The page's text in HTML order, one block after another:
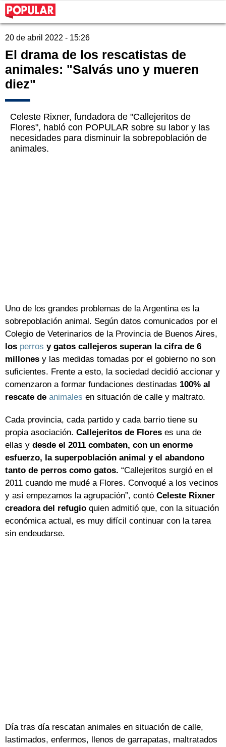
20 de abril 2022 - 15:26
El drama de los rescatistas de
animales: "Salvás uno y mueren
diez"
Celeste Rixner, fundadora de "Callejeritos de
Flores", habló con POPULAR sobre su labor y las
necesidades para disminuir la sobrepoblación de
animales.
Uno de los grandes problemas de la Argentina es la
sobrepoblación animal. Según datos comunicados por el
Colegio de Veterinarios de la Provincia de Buenos Aires,
los perros y gatos callejeros superan la cifra de 6
millones y las medidas tomadas por el gobierno no son
suficientes. Frente a esto, la sociedad decidió accionar y
comenzaron a formar fundaciones destinadas 100% al
rescate de animales en situación de calle y maltrato.
Cada provincia, cada partido y cada barrio tiene su
propia asociación. Callejeritos de Flores es una de
ellas y desde el 2011 combaten, con un enorme
esfuerzo, la superpoblación animal y el abandono
tanto de perros como gatos. “Callejeritos surgió en el
2011 cuando me mudé a Flores. Convoqué a los vecinos
y así empezamos la agrupación”, contó Celeste Rixner
creadora del refugio quien admitió que, con la situación
económica actual, es muy difícil continuar con la tarea
sin endeudarse.
Día tras día rescatan animales en situación de calle,
lastimados, enfermos, llenos de garrapatas, maltratados